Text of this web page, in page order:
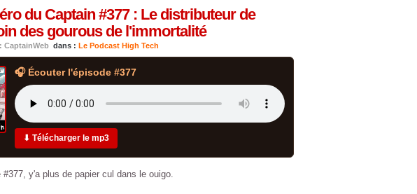
du Captain #377 : Le distributeur de
des gourous de l'immortalité
CaptainWeb dans : Le Podcast High Tech
🎧 Écouter l'épisode #377
⬇ Télécharger le mp3
#377, y'a plus de papier cul dans le ouigo.